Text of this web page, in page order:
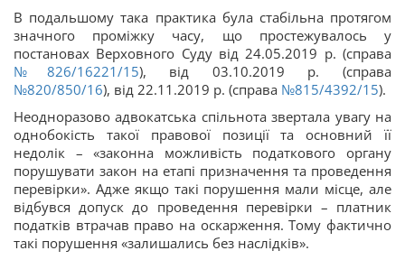
В подальшому така практика була стабільна протягом
значного проміжку часу, що простежувалось у
постановах Верховного Суду від 24.05.2019 р. (справа
№826/16221/15), від 03.10.2019 р. (справа
№820/850/16), від 22.11.2019 р. (справа №815/4392/15).
Неодноразово адвокатська спільнота звертала увагу на
однобокість такої правової позиції та основний її
недолік – «законна можливість податкового органу
порушувати закон на етапі призначення та проведення
перевірки». Адже якщо такі порушення мали місце, але
відбувся допуск до проведення перевірки – платник
податків втрачав право на оскарження. Тому фактично
такі порушення «залишались без наслідків».